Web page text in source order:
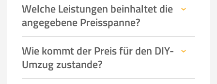
Welche Leistungen beinhaltet die
angegebene Preisspanne?
Wie kommt der Preis für den DIY-
Umzug zustande?